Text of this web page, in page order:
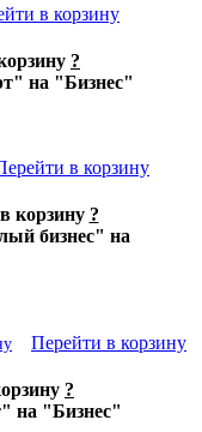
в корзину
?
на "Бизнес"
в корзину
корзину ?
бизнес" на
Перейти в корзину
?
на "Бизнес"